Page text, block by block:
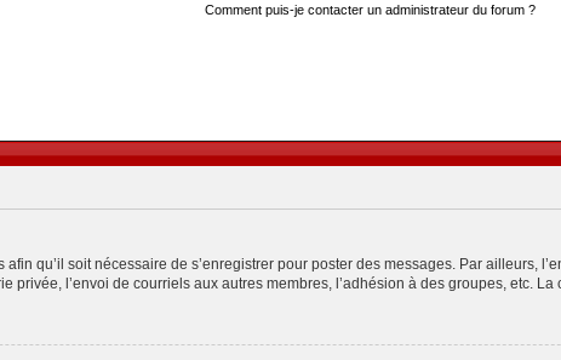
Comment puis-je contacter un administrateur du forum ?
qu’il soit nécessaire de s’enregistrer pour poster des messages. Par ailleurs,
l’envoi de courriels aux autres membres, l’adhésion à des groupes, etc.